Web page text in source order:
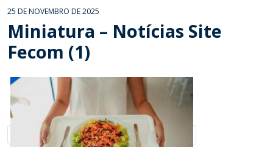
25 DE NOVEMBRO DE 2025
Miniatura – Notícias Site
Fecom (1)